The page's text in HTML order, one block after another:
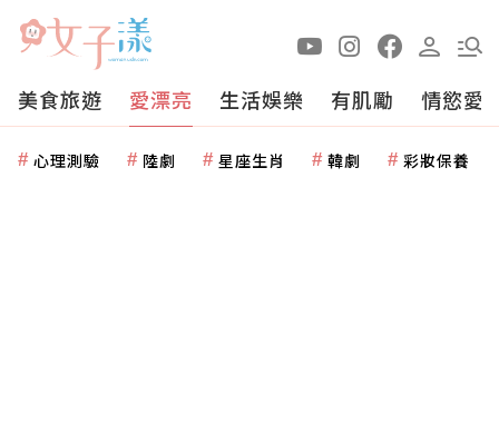
美食旅遊 愛漂亮 生活娛樂 有肌勵 情慾愛
心理測驗 陸劇 星座生肖 韓劇 彩妝保養